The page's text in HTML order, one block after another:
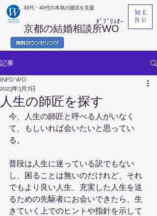
京都の結婚相談所WO
ﾀﾞﾌﾞﾘｭｵｰ
​30代・40代の本気の婚活を支援
ME
NU
記事
人生の師匠を探す
INFO WO
2023年3月7日
今、人生の師匠と呼べる人がいなく
て、もしいれば会いたいと思ってい
る。
普段は人生に迷っている訳でもない
し、困ることは無いのだけれど、それ
でもより良い人生、充実した人生を送
るための先駆者にお会いできたら、生
きていく上でのヒントや指針を示して